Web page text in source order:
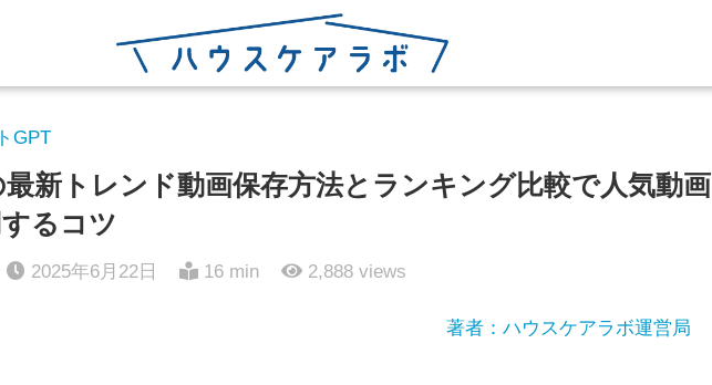
GPT
新トレンド動画保存方法とランキング比較で人気動画
るコツ
2025年6月22日 16 min 2,888 views
著者：ハウスケアラボ運営局